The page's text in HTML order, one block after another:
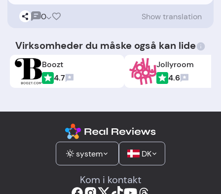
0 Show translation
Virksomheder du måske også kan lide
Boozt
4.7
Jollyroom
4.6
system DK
Kom i kontakt